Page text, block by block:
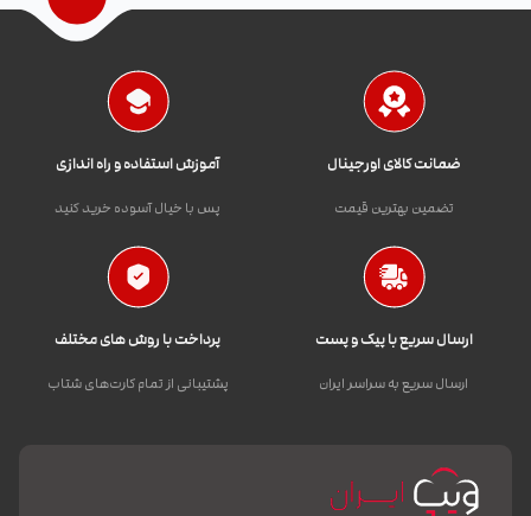
ضمانت کالای اورجینال
تضمین بهترین قیمت
آموزش استفاده و راه اندازی
پس با خیال آسوده خرید کنید
ارسال سریع با پیک و پست
ارسال سریع به سراسر ایران
پرداخت با روش های مختلف
پشتیبانی از تمام کارت‌های شتاب